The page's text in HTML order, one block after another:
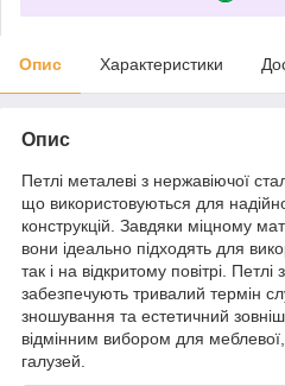
Опис Характеристики
Опис
Петлі металеві з нержавіючої
що використовуються для
конструкцій. Завдяки міцному
вони ідеально підходять для
так і на відкритому повітрі. Петлі
забезпечують тривалий термін
зношування та естетичний
відмінним вибором для
галузей.